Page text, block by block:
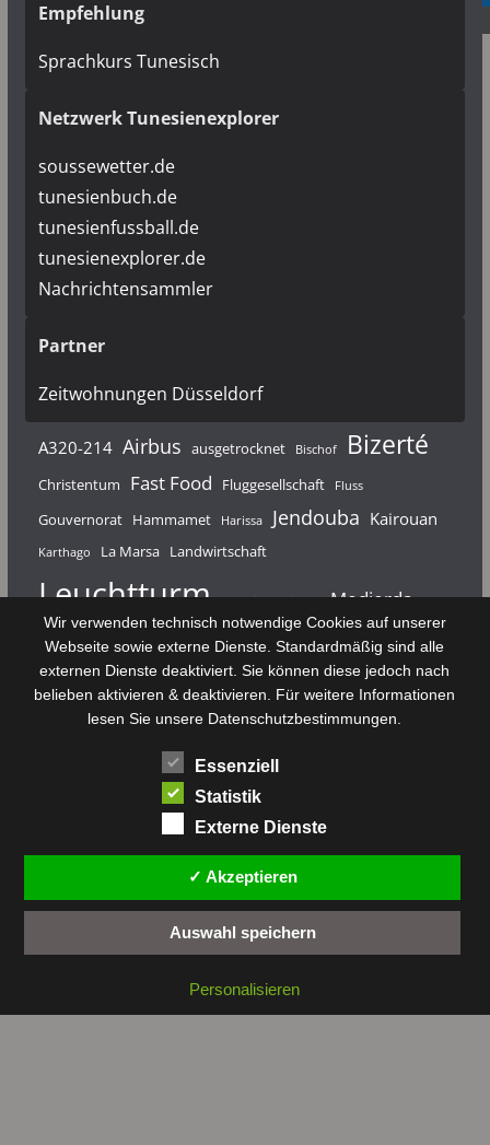
Empfehlung
Sprachkurs Tunesisch
Netzwerk Tunesienexplorer
soussewetter.de
tunesienbuch.de
tunesienfussball.de
tunesienexplorer.de
Nachrichtensammler
Partner
Zeitwohnungen Düsseldorf
A320-214 Airbus ausgetrocknet Bischof Bizerté
Christentum Fast Food Fluggesellschaft Fluss
Gouvernorat Hammamet Harissa Jendouba Kairouan
Karthago La Marsa Landwirtschaft
Leuchtturm Mahdia Majerda Medjerda
Monastir Médenine Nabeul Nouvelair Punier
Rundfunk Römer Salzsee Sebkha
Sfax Sidi Bou Said Souk El Arba Sousse
Stadt Tabarka Telekommunikation
Zaghouan
Wir verwenden technisch notwendige Cookies auf unserer
Webseite sowie externe Dienste. Standardmäßig sind alle
externen Dienste deaktiviert. Sie können diese jedoch nach
belieben aktivieren & deaktivieren. Für weitere Informationen
lesen Sie unsere Datenschutzbestimmungen.
Essenziell
Statistik
Externe Dienste
✓ Akzeptieren
Auswahl speichern
Personalisieren